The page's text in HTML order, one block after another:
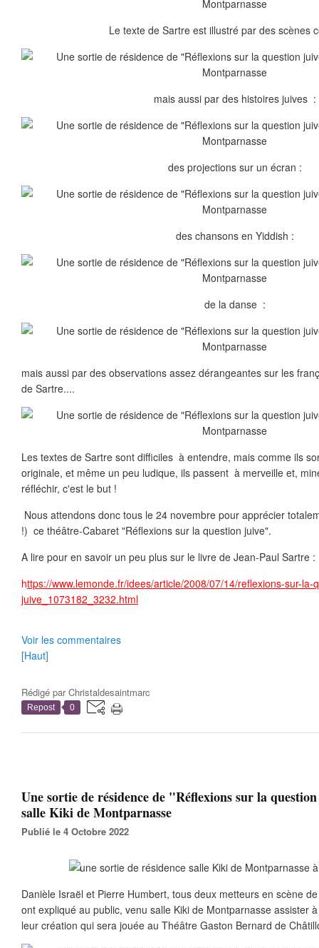
Le texte de Sartre est illustré par des scènes
mais aussi par des histoires juives :
des projections sur un écran :
des chansons en Yiddish :
de la danse :
mais aussi par des observations assez dérangeantes sur les
de Sartre....
Les textes de Sartre sont difficiles à entendre, mais comme ils
originale, et même un peu ludique, ils passent à merveille et,
réfléchir, c'est le but !
Nous attendons donc tous le 24 novembre pour apprécier
!) ce théâtre-Cabaret "Réflexions sur la question juive".
A lire pour en savoir un peu plus sur le livre de Jean-Paul Sartre :
https://www.lemonde.fr/idees/article/2008/07/14/reflexions-sur-la-
juive_1073182_3232.html
Voir les commentaires
[Haut]
Rédigé parChristaldesaintmarc
Repost 0
Une sortie de résidence de "Réflexions sur la
salle Kiki de Montparnasse
Publié le 4 Octobre 2022
Danièle Israël et Pierre Humbert, tous deux metteurs en scène
ont expliqué au public, venu salle Kiki de Montparnasse assister
leur création qui sera jouée au Théâtre Gaston Bernard de